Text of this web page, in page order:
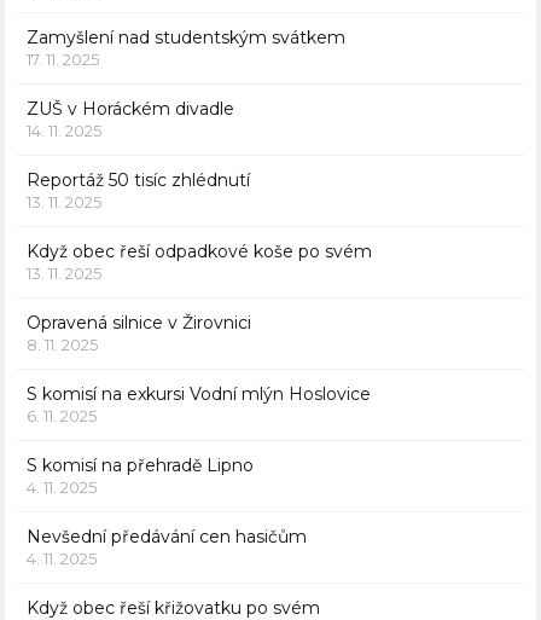
Zamyšlení nad studentským svátkem
17. 11. 2025
ZUŠ v Horáckém divadle
14. 11. 2025
Reportáž 50 tisíc zhlédnutí
13. 11. 2025
Když obec řeší odpadkové koše po svém
13. 11. 2025
Opravená silnice v Žirovnici
8. 11. 2025
S komisí na exkursi Vodní mlýn Hoslovice
6. 11. 2025
S komisí na přehradě Lipno
4. 11. 2025
Nevšední předávání cen hasičům
4. 11. 2025
Když obec řeší křižovatku po svém